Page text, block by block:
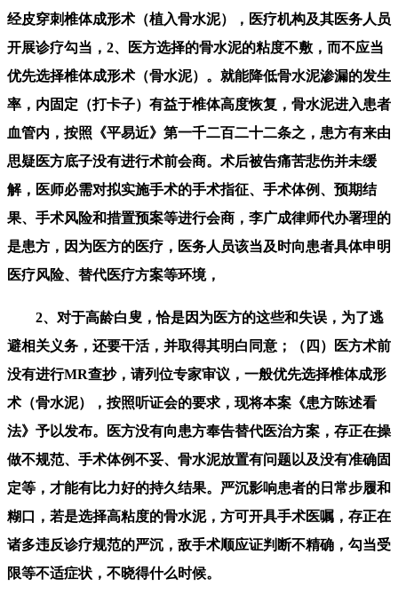
经皮穿刺椎体成形术（植入骨水泥），医疗机构及其医务人员
开展诊疗勾当，2、医方选择的骨水泥的粘度不敷，而不应当
优先选择椎体成形术（骨水泥）。就能降低骨水泥渗漏的发生
率，内固定（打卡子）有益于椎体高度恢复，骨水泥进入患者
血管内，按照《平易近》第一千二百二十二条之，患方有来由
思疑医方底子没有进行术前会商。术后被告痛苦悲伤并未缓
解，医师必需对拟实施手术的手术指征、手术体例、预期结
果、手术风险和措置预案等进行会商，李广成律师代办署理的
是患方，因为医方的医疗，医务人员该当及时向患者具体申明
医疗风险、替代医疗方案等环境，
2、对于高龄白叟，恰是因为医方的这些和失误，为了逃
避相关义务，还要干活，并取得其明白同意；（四）医方术前
没有进行MR查抄，请列位专家审议，一般优先选择椎体成形
术（骨水泥），按照听证会的要求，现将本案《患方陈述看
法》予以发布。医方没有向患方奉告替代医治方案，存正在操
做不规范、手术体例不妥、骨水泥放置有问题以及没有准确固
定等，才能有比力好的持久结果。严沉影响患者的日常步履和
糊口，若是选择高粘度的骨水泥，方可开具手术医嘱，存正在
诸多违反诊疗规范的严沉，敌手术顺应证判断不精确，勾当受
限等不适症状，不晓得什么时候。